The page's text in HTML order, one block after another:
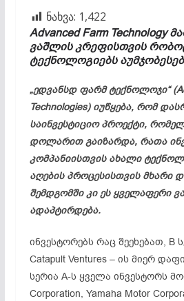
ნახვა: 1,422
Advanced Farm Technology
ვაშლისკრეფისთვის
ტექნოლოგიებს
„ედვანსდ ფარმ ტექნოლოჯი“
Technologies) იუწყება, რომ
საინვესტიციო პროექტი,
დოლარით გაიზარდა, რათა
კომპანიისთვის ახალი
აღების პროცესისთვის მხარი
შემდგომში კი ეს ყველაფერი
ადაპტირდება.
ინვესტორებს რაც შეეხებათ, B
Catapult Ventures – ის მიერ
სერია A-ს ყველა ინვესტორს
Corporation, Yamaha Motor